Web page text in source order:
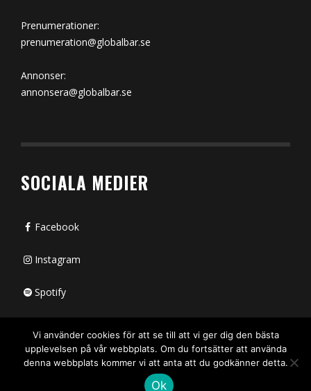
Prenumerationer:
prenumeration@globalbar.se
Annonser:
annonsera@globalbar.se
SOCIALA MEDIER
Facebook
Instagram
Spotify
X (passiv)
Vi använder cookies för att se till att vi ger dig den bästa
upplevelsen på vår webbplats. Om du fortsätter att använda
denna webbplats kommer vi att anta att du godkänner detta.
Ok